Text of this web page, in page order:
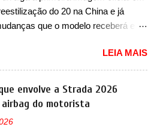
está ganhando se mexe sim. Ao
história, ela...
"Bolinha" por suas formas
Além do Gol, outro Volkswagen
do Logus que chegava
ano de atraso. A invasão de 1994
pelos franceses, alemães,
coreanos que chegaram
corações em nosso mercado. Os
do 20 na China e já
que o modelo receberá em
na China as primeiras mudanças
um misto de hatch com SUV que é
mercado chinês desde o
em 2024. Agora, o modelo passará
mudança visual e também
Vendido na Europa como 02
LEIA MAIS
envolve a Strada 2026
do motorista